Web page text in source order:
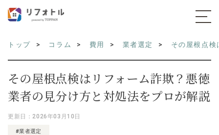
トップ コラム 費用 業者選定 その屋根点
その屋根点検はリフォーム詐欺？悪徳
業者の見分け方と対処法をプロが解説
更新日：2026年03月10日
#業者選定